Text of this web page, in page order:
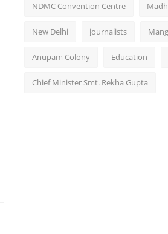
NDMC Convention Centre
New Delhi journalists
Anupam Colony Education
Chief Minister Smt. Rekha Gupta